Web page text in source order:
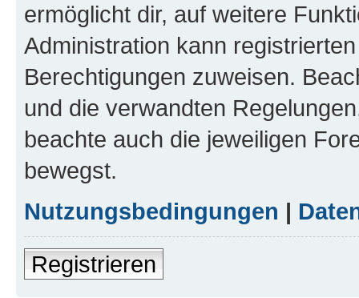
ermöglicht dir, auf weitere
Administration kann
Berechtigungen zuweisen.
und die verwandten
beachte auch die jeweiligen
bewegst.
Nutzungsbedingungen |
Registrieren